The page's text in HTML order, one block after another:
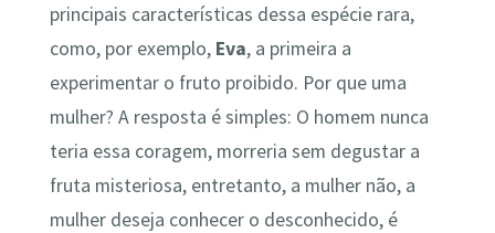
principais características dessa espécie rara,
como, por exemplo, Eva, a primeira a
experimentar o fruto proibido. Por que uma
mulher? A resposta é simples: O homem nunca
teria essa coragem, morreria sem degustar a
fruta misteriosa, entretanto, a mulher não, a
mulher deseja conhecer o desconhecido, é